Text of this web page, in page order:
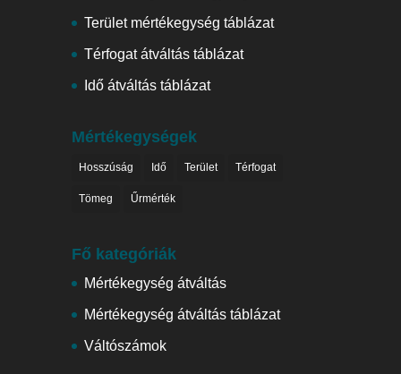
Terület mértékegység táblázat
Térfogat átváltás táblázat
Idő átváltás táblázat
Mértékegységek
Hosszúság Idő Terület Térfogat
Tömeg Űrmérték
Fő kategóriák
Mértékegység átváltás
Mértékegység átváltás táblázat
Váltószámok